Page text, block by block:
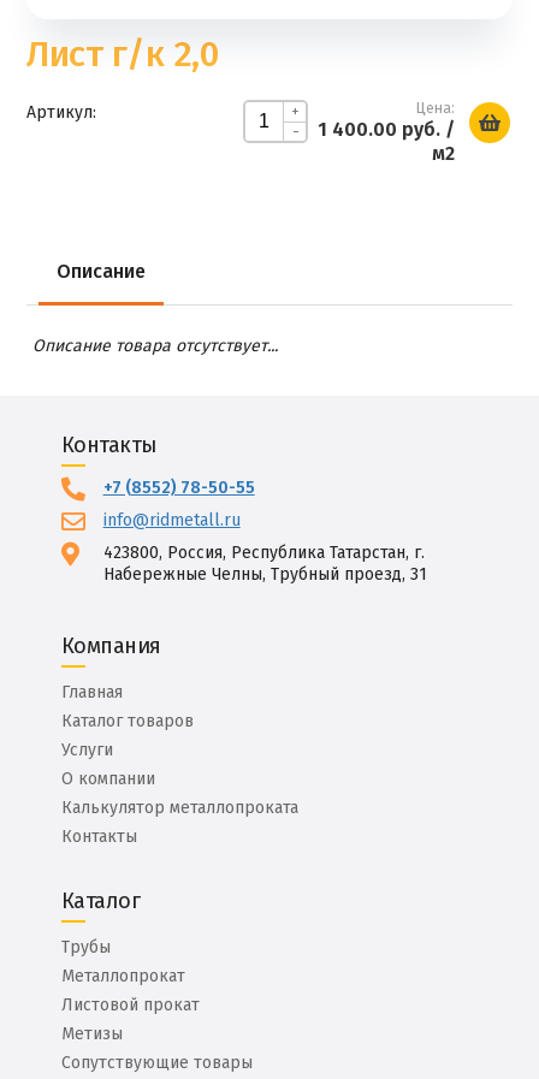
Лист г/к 2,0
+
-
Цена:
1 400.00 руб./
м2
Артикул:
Описание
Описание товара отсутствует...
Контакты
+7 (8552) 78-50-55
info@ridmetall.ru
423800, Россия, Республика Татарстан, г.
Набережные Челны, Трубный проезд, 31
Компания
Главная
Каталог товаров
Услуги
О компании
Калькулятор металлопроката
Контакты
Каталог
Трубы
Металлопрокат
Листовой прокат
Метизы
Сопутствующие товары